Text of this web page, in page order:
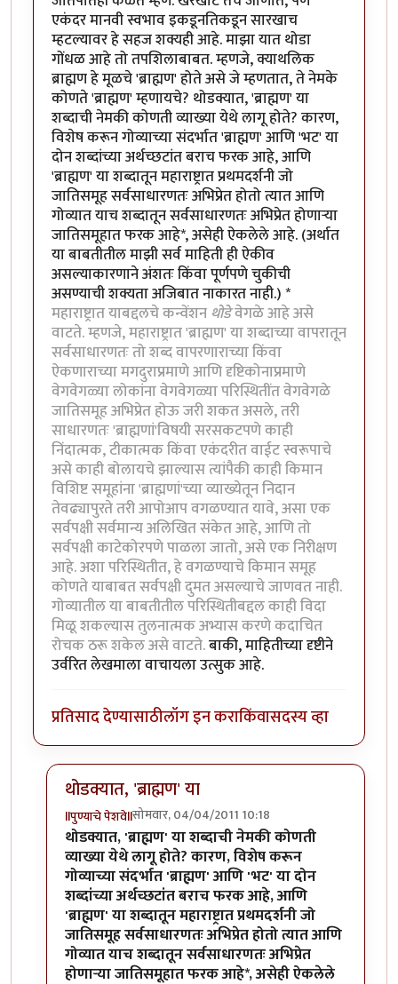
एकंदर मानवी स्वभाव इकडूनतिकडून सारखाच
म्हटल्यावर हे सहज शक्यही आहे. माझा यात थोडा
गोंधळ आहे तो तपशिलाबाबत. म्हणजे, क्याथलिक
ब्राह्मण हे मूळचे 'ब्राह्मण' होते असे जे म्हणतात, ते नेमके
कोणते 'ब्राह्मण' म्हणायचे? थोडक्यात, 'ब्राह्मण' या
शब्दाची नेमकी कोणती व्याख्या येथे लागू होते? कारण,
विशेष करून गोव्याच्या संदर्भात 'ब्राह्मण' आणि 'भट' या
दोन शब्दांच्या अर्थच्छटांत बराच फरक आहे, आणि
'ब्राह्मण' या शब्दातून महाराष्ट्रात प्रथमदर्शनी जो
जातिसमूह सर्वसाधारणतः अभिप्रेत होतो त्यात आणि
गोव्यात याच शब्दातून सर्वसाधारणतः अभिप्रेत होणार्‍या
जातिसमूहात फरक आहे*, असेही ऐकलेले आहे. (अर्थात
या बाबतीतील माझी सर्व माहिती ही ऐकीव
असल्याकारणाने अंशतः किंवा पूर्णपणे चुकीची
असण्याची शक्यता अजिबात नाकारत नाही.) *
महाराष्ट्रात याबद्दलचे कन्वेंशन थोडेवेगळे आहे असे
वाटते. म्हणजे, महाराष्ट्रात 'ब्राह्मण' या शब्दाच्या वापरातून
सर्वसाधारणतः तो शब्द वापरणाराच्या किंवा
ऐकणाराच्या मगदुराप्रमाणे आणि दृष्टिकोनाप्रमाणे
वेगवेगळ्या लोकांना वेगवेगळ्या परिस्थितींत वेगवेगळे
जातिसमूह अभिप्रेत होऊ जरी शकत असले, तरी
साधारणतः 'ब्राह्मणां'विषयी सरसकटपणे काही
निंदात्मक, टीकात्मक किंवा एकंदरीत वाईट स्वरूपाचे
असे काही बोलायचे झाल्यास त्यांपैकी काही किमान
विशिष्ट समूहांना 'ब्राह्मणां'च्या व्याख्येतून निदान
तेवढ्यापुरते तरी आपोआप वगळण्यात यावे, असा एक
सर्वपक्षी सर्वमान्य अलिखित संकेत आहे, आणि तो
सर्वपक्षी काटेकोरपणे पाळला जातो, असे एक निरीक्षण
आहे. अशा परिस्थितीत, हे वगळण्याचे किमान समूह
कोणते याबाबत सर्वपक्षी दुमत असल्याचे जाणवत नाही.
गोव्यातील या बाबतीतील परिस्थितीबद्दल काही विदा
मिळू शकल्यास तुलनात्मक अभ्यास करणे कदाचित
रोचक ठरू शकेल असे वाटते.बाकी, माहितीच्या दृष्टीने
उर्वरित लेखमाला वाचायला उत्सुक आहे.
प्रतिसाद देण्यासाठीलॉग इन कराकिंवासदस्य व्हा
थोडक्यात, 'ब्राह्मण' या
llपुण्याचे पेशवेllसोमवार, 04/04/2011 10:18
In reply toब्राह्मण वि. ब्राह्मणेतर क्याथलिक वगैरे
थोडक्यात, 'ब्राह्मण' या शब्दाची नेमकी कोणती
व्याख्या येथे लागू होते? कारण, विशेष करून
गोव्याच्या संदर्भात 'ब्राह्मण' आणि 'भट' या दोन
शब्दांच्या अर्थच्छटांत बराच फरक आहे, आणि
'ब्राह्मण' या शब्दातून महाराष्ट्रात प्रथमदर्शनी जो
जातिसमूह सर्वसाधारणतः अभिप्रेत होतो त्यात आणि
गोव्यात याच शब्दातून सर्वसाधारणतः अभिप्रेत
होणार्‍या जातिसमूहात फरक आहे*, असेही ऐकलेले